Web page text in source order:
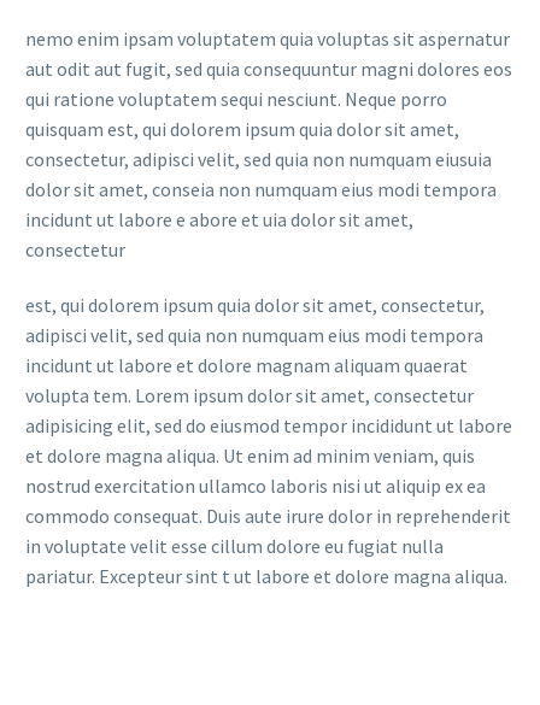
nemo enim ipsam voluptatem quia voluptas sit aspernatur
aut odit aut fugit, sed quia consequuntur magni dolores eos
qui ratione voluptatem sequi nesciunt. Neque porro
quisquam est, qui dolorem ipsum quia dolor sit amet,
consectetur, adipisci velit, sed quia non numquam eiusuia
dolor sit amet, conseia non numquam eius modi tempora
incidunt ut labore e abore et uia dolor sit amet,
consectetur
est, qui dolorem ipsum quia dolor sit amet, consectetur,
adipisci velit, sed quia non numquam eius modi tempora
incidunt ut labore et dolore magnam aliquam quaerat
volupta tem. Lorem ipsum dolor sit amet, consectetur
adipisicing elit, sed do eiusmod tempor incididunt ut labore
et dolore magna aliqua. Ut enim ad minim veniam, quis
nostrud exercitation ullamco laboris nisi ut aliquip ex ea
commodo consequat. Duis aute irure dolor in reprehenderit
in voluptate velit esse cillum dolore eu fugiat nulla
pariatur. Excepteur sint t ut labore et dolore magna aliqua.